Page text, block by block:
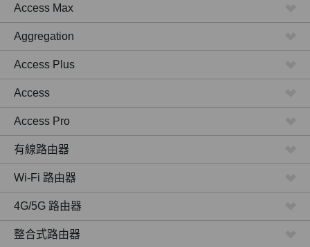
Access Max
Aggregation
Access Plus
Access
Access Pro
有線路由器
Wi-Fi 路由器
4G/5G 路由器
整合式路由器